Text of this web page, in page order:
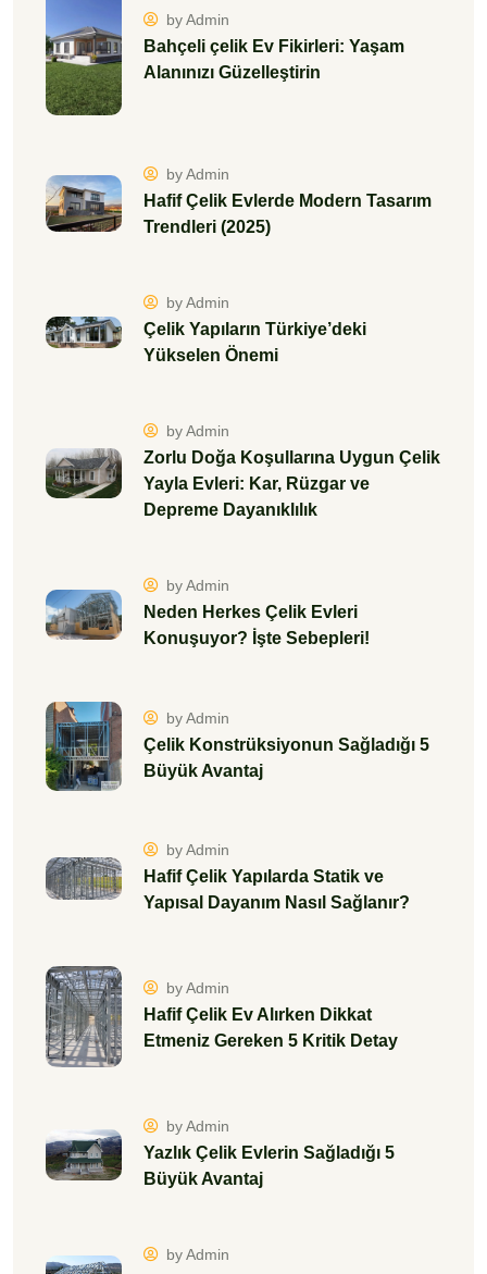
by Admin
Bahçeli çelik Ev Fikirleri: Yaşam
Alanınızı Güzelleştirin
by Admin
Hafif Çelik Evlerde Modern Tasarım
Trendleri (2025)
by Admin
Çelik Yapıların Türkiye’deki
Yükselen Önemi
by Admin
Zorlu Doğa Koşullarına Uygun Çelik
Yayla Evleri: Kar, Rüzgar ve
Depreme Dayanıklılık
by Admin
Neden Herkes Çelik Evleri
Konuşuyor? İşte Sebepleri!
by Admin
Çelik Konstrüksiyonun Sağladığı 5
Büyük Avantaj
by Admin
Hafif Çelik Yapılarda Statik ve
Yapısal Dayanım Nasıl Sağlanır?
by Admin
Hafif Çelik Ev Alırken Dikkat
Etmeniz Gereken 5 Kritik Detay
by Admin
Yazlık Çelik Evlerin Sağladığı 5
Büyük Avantaj
by Admin